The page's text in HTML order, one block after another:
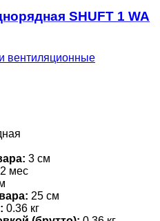
SHUFT 1 WA
вентиляционные
3 см
мес
25 см
0.36 кг